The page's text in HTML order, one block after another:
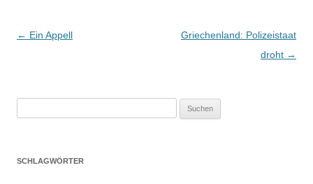
Beitragsnavigation
← Ein Appell
Griechenland: Polizeistaat
droht →
SCHLAGWÖRTER